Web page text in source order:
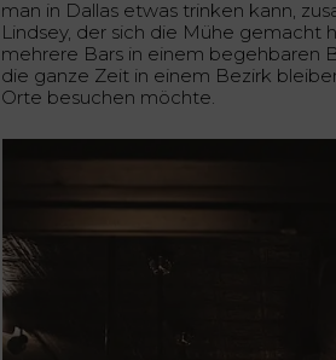
man in Dallas etwas trinken kann,
Lindsey, der sich die Mühe gemacht
mehrere Bars in einem begehbaren
die ganze Zeit in einem Bezirk
Orte besuchen möchte.